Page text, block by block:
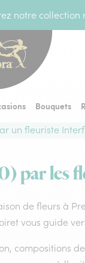
notre
Bouquets
un fleuriste
par les
de fleurs à
vous guide
compositions